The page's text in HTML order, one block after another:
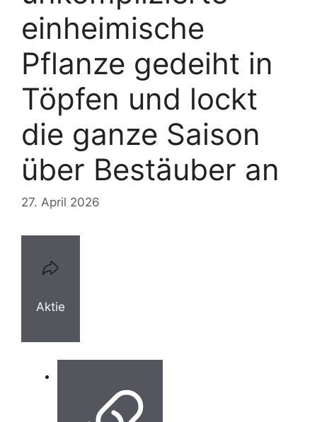
einheimische
Pflanze gedeiht in
Töpfen und lockt
die ganze Saison
über Bestäuber an
27. April 2026
Aktie